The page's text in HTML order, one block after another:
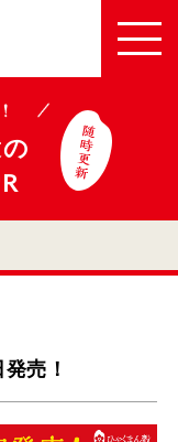
売！